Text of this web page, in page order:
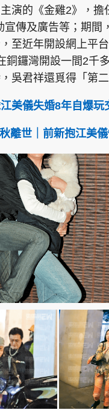
演的《金雞2》，
宣傳及廣告等；期間
至近年開設網上平
銅鑼灣開設一間2千
吳君祥還覓得「第
美儀失婚8年自爆玩
離世｜前新抱江美